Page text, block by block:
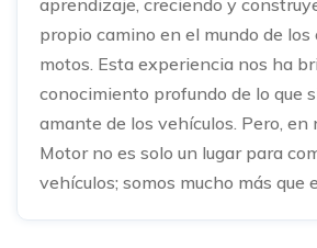
aprendizaje, creciendo y
propio camino en el mundo de los
motos. Esta experiencia nos ha
conocimiento profundo de lo que
amante de los vehículos. Pero, en
Motor no es solo un lugar para
vehículos; somos mucho más que